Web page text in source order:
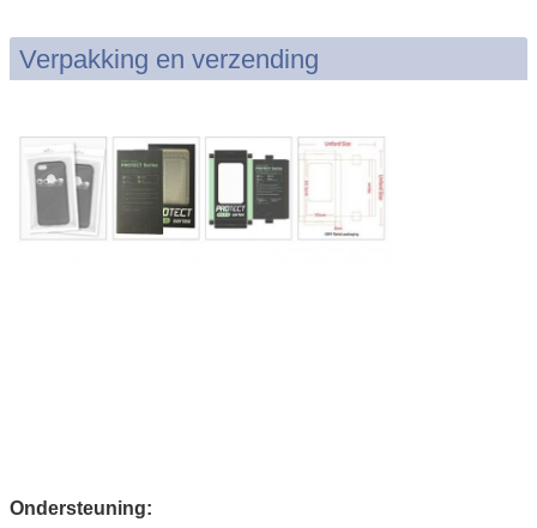
Verpakking en verzending
Ondersteuning: